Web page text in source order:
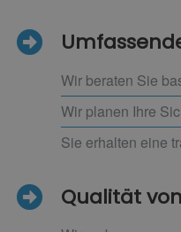
Wir beraten Sie
Wir planen Ihre
Sie erhalten eine
Qualität